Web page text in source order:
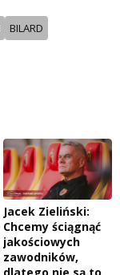
BILARD
Jacek Zieliński:
Chcemy ściągnąć
jakościowych
zawodników,